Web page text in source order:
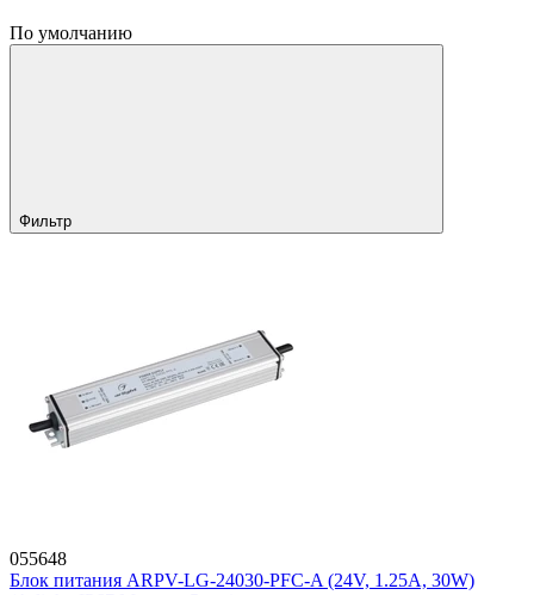
По умолчанию
Фильтр
055648
Блок питания ARPV-LG-24030-PFC-A (24V, 1.25A, 30W)